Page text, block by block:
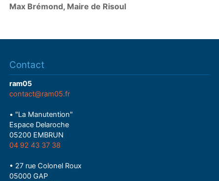
l
Max Brémond, Maire de Risoul
Contact
ram05
contact@ram05.fr
• "La Manutention"
Espace Delaroche
05200 EMBRUN
04 92 43 37 38
• 27 rue Colonel Roux
05000 GAP